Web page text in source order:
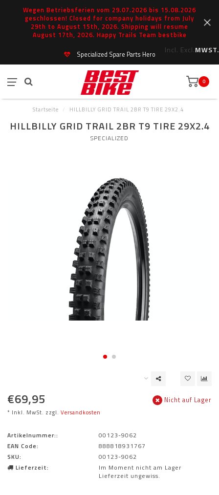
Wegen Betriebsferien vom 29.07.2026 bis 15.08.2026
geschlossen! Closed for company holidays from July
29th to August 15th, 2026. Shipping will resume
August 17th, 2026. Happy Trails Team bestbike
Incl. Excl.MWST.
Specialized Spare Parts Hero
0
Startseite / HILLBILLY GRID TRAIL 2BR T9 TIRE 29X2.4
HILLBILLY GRID TRAIL 2BR T9 TIRE 29X2.4
SPECIALIZED
€69,95
* Inkl. MwSt. zzgl. Versandkosten
Nicht auf Lager
Artikelnummer::
00123-9062
EAN Code:
888818931767
SKU:
00123-9062
Lieferzeit:
Im Moment nicht am Lager
Lieferzeit ungewiss.